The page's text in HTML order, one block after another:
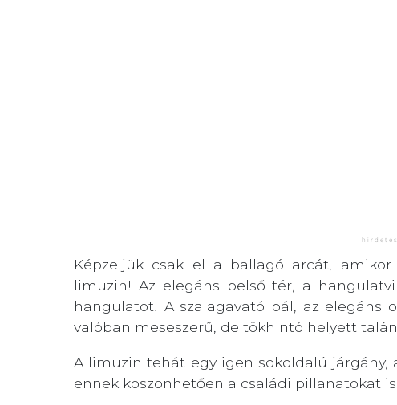
Képzeljük csak el a ballagó arcát,
limuzin! Az elegáns belső tér, a
hangulatot! A szalagavató bál, az elegáns
valóban meseszerű, de tökhintó helyett
A limuzin tehát egy igen sokoldalú járgány,
ennek köszönhetően a családi pillanatokat